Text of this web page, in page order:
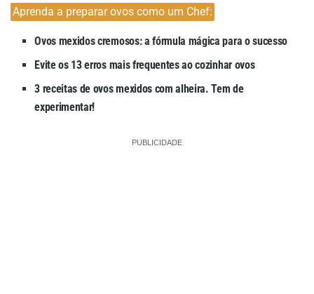
Aprenda a preparar ovos como um Chef:
Ovos mexidos cremosos: a fórmula mágica para o sucesso
Evite os 13 erros mais frequentes ao cozinhar ovos
3 receitas de ovos mexidos com alheira. Tem de
experimentar!
PUBLICIDADE